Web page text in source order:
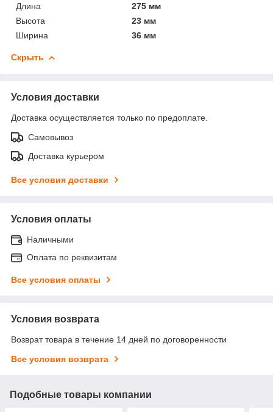
Длина
275 мм
Высота
23 мм
Ширина
36 мм
Скрыть
Условия доставки
Доставка осуществляется только по предоплате.
Самовывоз
Доставка курьером
Все условия доставки
Условия оплаты
Наличными
Оплата по реквизитам
Все условия оплаты
Условия возврата
Возврат товара в течение 14 дней по договоренности
Все условия возврата
Подобные товары компании